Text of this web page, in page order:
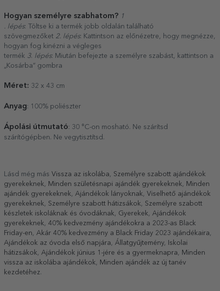
Hogyan személyre szabhatom? 1
. lépés: Töltse ki a termék jobb oldalán található
szövegmezőket 2. lépés: Kattintson az előnézetre, hogy megnézze,
hogyan fog kinézni a végleges
termék 3. lépés: Miután befejezte a személyre szabást, kattintson a
„Kosárba” gombra
Méret: 32 x 43 cm
Anyag: 100% poliészter
Ápolási útmutató: 30 °C-on mosható. Ne szárítsd
szárítógépben. Ne vegytisztítsd.
Lásd még más Vissza az iskolába, Személyre szabott ajándékok
gyerekeknek, Minden születésnapi ajándék gyerekeknek, Minden
ajándék gyerekeknek, Ajándékok lányoknak, Viselhető ajándékok
gyerekeknek, Személyre szabott hátizsákok, Személyre szabott
készletek iskoláknak és óvodáknak, Gyerekek, Ajándékok
gyerekeknek, 40% kedvezmény ajándékokra a 2023-as Black
Friday-en, Akár 40% kedvezmény a Black Friday 2023 ajándékaira,
Ajándékok az óvoda első napjára, Állatgyűjtemény,
Iskolai
hátizsákok, Ajándékok június 1-jére és a gyermeknapra, Minden
vissza az iskolába ajándékok, Minden ajándék az új tanév
kezdetéhez.